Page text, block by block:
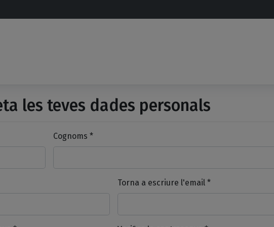
les teves dades personals
Cognoms *
Torna a escriure l'email *